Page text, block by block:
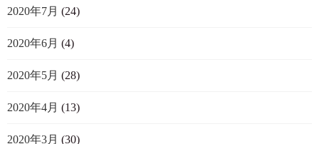
2020年7月 (24)
2020年6月 (4)
2020年5月 (28)
2020年4月 (13)
2020年3月 (30)